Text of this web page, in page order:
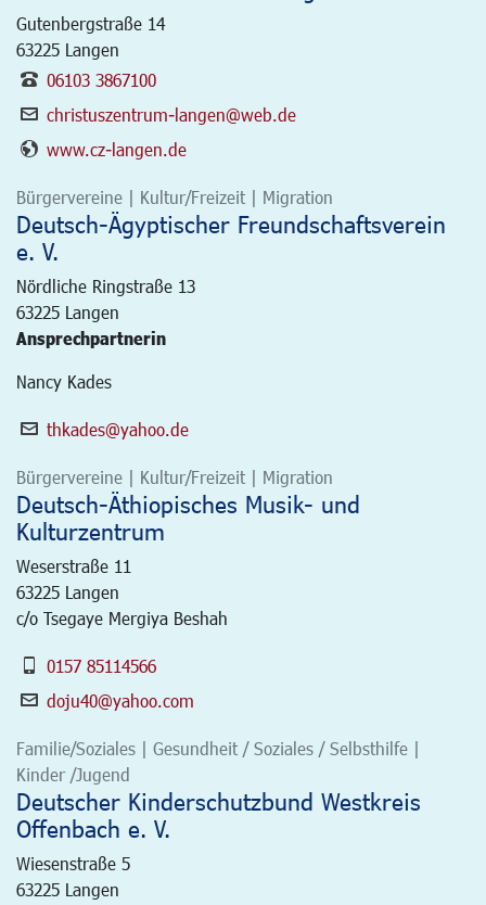
Gutenbergstraße 14
63225 Langen
06103 3867100
christuszentrum-langen@web.de
www.cz-langen.de
Bürgervereine | Kultur/Freizeit | Migration
Deutsch-Ägyptischer Freundschaftsverein
e. V.
Nördliche Ringstraße 13
63225 Langen
Ansprechpartnerin
Nancy Kades
thkades@yahoo.de
Bürgervereine | Kultur/Freizeit | Migration
Deutsch-Äthiopisches Musik- und
Kulturzentrum
Weserstraße 11
63225 Langen
c/o Tsegaye Mergiya Beshah
0157 85114566
doju40@yahoo.com
Familie/Soziales | Gesundheit / Soziales / Selbsthilfe |
Kinder /Jugend
Deutscher Kinderschutzbund Westkreis
Offenbach e. V.
Wiesenstraße 5
63225 Langen